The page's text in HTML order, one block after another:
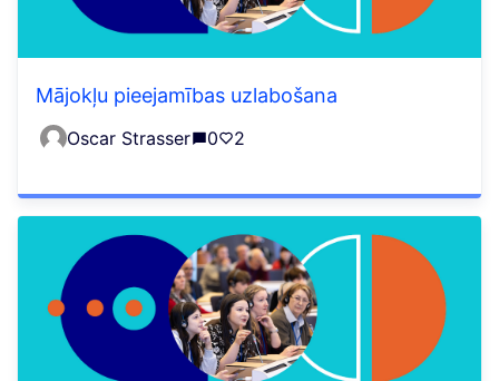
Mājokļu pieejamības uzlabošana
Oscar Strasser 0 2